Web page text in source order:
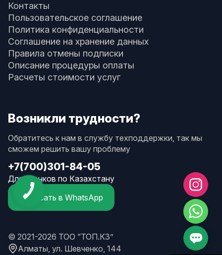
Контакты
Пользовательское соглашение
Политика конфиденциальности
Соглашение на хранение данных
Правила отмены подписки
Описание процедуры оплаты
Расчеты стоимости услуг
Возникли трудности?
Обратитесь к нам в службу техподдержки, так мы
сможем решить вашу проблему
+7(700)301-84-05
Для звонков по Казахстану
Написать в WhatsApp
© 2021-2026 ТОО “ТОП.КЗ”
Алматы, ул. Шевченко, 144